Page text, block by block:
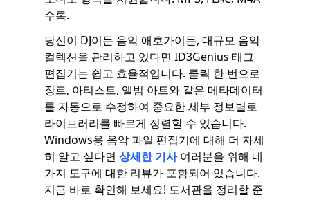
수록.
당신이 DJ이든 음악 애호가이든, 대규모 음악
컬렉션을 관리하고 있다면 ID3Genius 태그
편집기는 쉽고 효율적입니다. 클릭 한 번으로
장르, 아티스트, 앨범 아트와 같은 메타데이터
를 자동으로 수정하여 중요한 세부 정보별로
라이브러리를 빠르게 정렬할 수 있습니다.
Windows용 음악 파일 편집기에 대해 더 자세
히 알고 싶다면 상세한 기사여러분을 위해 네
가지 도구에 대한 리뷰가 포함되어 있습니다.
지금 바로 확인해 보세요! 도서관을 정리할 준